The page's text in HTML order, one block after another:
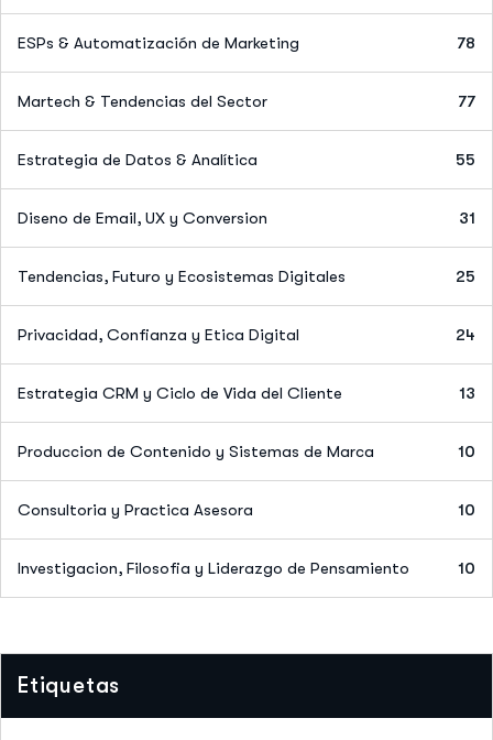
ESPs & Automatización de Marketing 78
Martech & Tendencias del Sector 77
Estrategia de Datos & Analítica 55
Diseno de Email, UX y Conversion 31
Tendencias, Futuro y Ecosistemas Digitales 25
Privacidad, Confianza y Etica Digital 24
Estrategia CRM y Ciclo de Vida del Cliente 13
Produccion de Contenido y Sistemas de Marca 10
Consultoria y Practica Asesora 10
Investigacion, Filosofia y Liderazgo de Pensamiento 10
Etiquetas